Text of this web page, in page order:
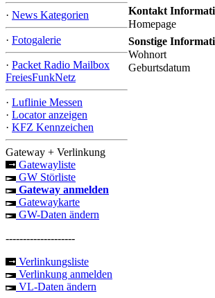
· News Kategorien
· Fotogalerie
· Packet Radio Mailbox
FreiesFunkNetz
· Luflinie Messen
· Locator anzeigen
· KFZ Kennzeichen
Gateway + Verlinkung
Gatewayliste
GW Störliste
Gateway anmelden
Gatewaykarte
GW-Daten ändern
--------------------
Verlinkungsliste
Verlinkung anmelden
VL-Daten ändern
Kontakt
Homepage
Sonstige
Wohnort
Geburtsdatum